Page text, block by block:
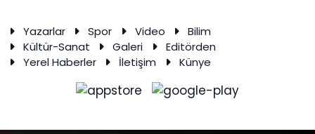
Yazarlar Spor Video
Bilim
Kültür-Sanat
Galeri
Editörden
Yerel Haberler
İletişim Künye